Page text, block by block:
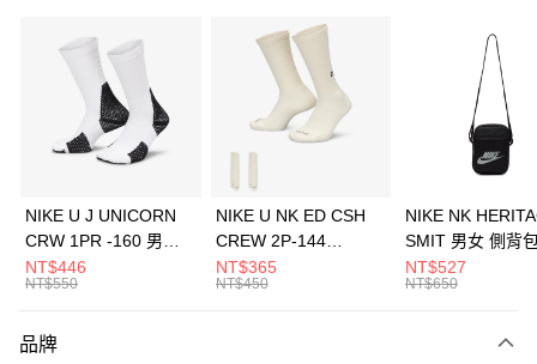
3 期 0 利率 每期 21家銀行
合作金庫商業銀行
第一商業銀行
華南商業銀行
彰化商業銀行
上海商業儲蓄銀行
元大商業銀行
台灣樂天信用卡公司
Apple Pay
全盈+PAY
AFTEE先享後付
【關於「AFTEE先享後付」】
NIKE U J UNICORN
CRW 1PR -160 男女
中統襪 FZ3393100
NT$446
NT$550
NIKE U NK ED CSH
CREW 2P-144
EMBRDY 男女 短統襪
FZ3073133
NT$365
NT$450
NIKE NK
SMIT 男女 側背
BA5871010
NT$527
NT$650
品牌